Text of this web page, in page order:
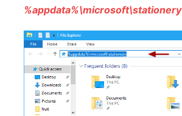
%appdata%\microsoft\stationery